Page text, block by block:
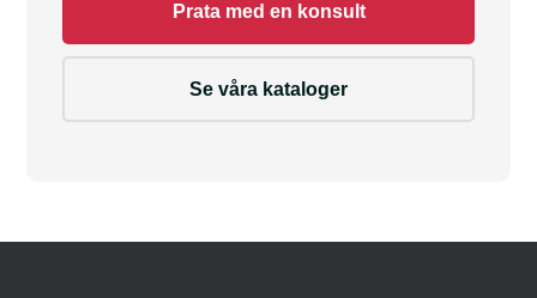
Prata med en konsult
Se våra kataloger